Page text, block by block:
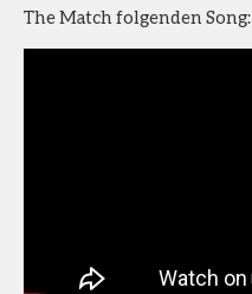
The Match folgenden Song: